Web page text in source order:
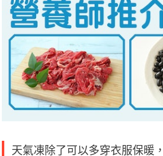
天氣凍除了可以多穿衣服保暖